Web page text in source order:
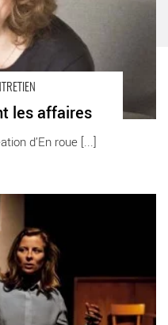
les affaires
d’En roue [...]
Théâtre Choisy-le-Roi